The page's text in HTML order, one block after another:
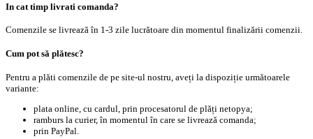
In cat timp livrati comanda?
Comenzile se livrează în 1-3 zile lucrătoare din momentul finalizării comenzii.
Cum pot să plătesc?
Pentru a plăti comenzile de pe site-ul nostru, aveți la dispoziție următoarele
variante:
plata online, cu cardul, prin procesatorul de plăți netopya;
ramburs la curier, în momentul în care se livrează comanda;
prin PayPal.